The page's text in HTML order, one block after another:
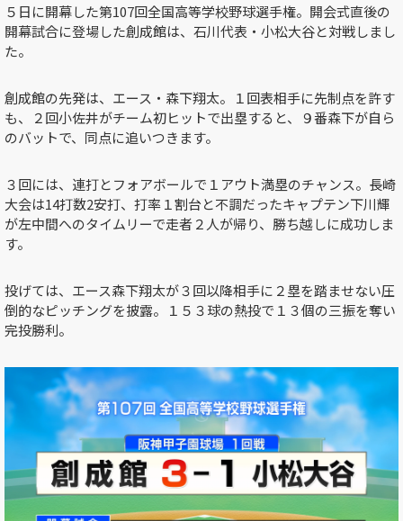
５日に開幕した第107回全国高等学校野球選手権。開会式直後の
開幕試合に登場した創成館は、石川代表・小松大谷と対戦しまし
た。
創成館の先発は、エース・森下翔太。１回表相手に先制点を許す
も、２回小佐井がチーム初ヒットで出塁すると、９番森下が自ら
のバットで、同点に追いつきます。
３回には、連打とフォアボールで１アウト満塁のチャンス。長崎
大会は14打数2安打、打率１割台と不調だったキャプテン下川輝
が左中間へのタイムリーで走者２人が帰り、勝ち越しに成功しま
す。
投げては、エース森下翔太が３回以降相手に２塁を踏ませない圧
倒的なピッチングを披露。１５３球の熱投で１３個の三振を奪い
完投勝利。